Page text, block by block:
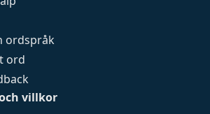
ordspråk
ord
villkor